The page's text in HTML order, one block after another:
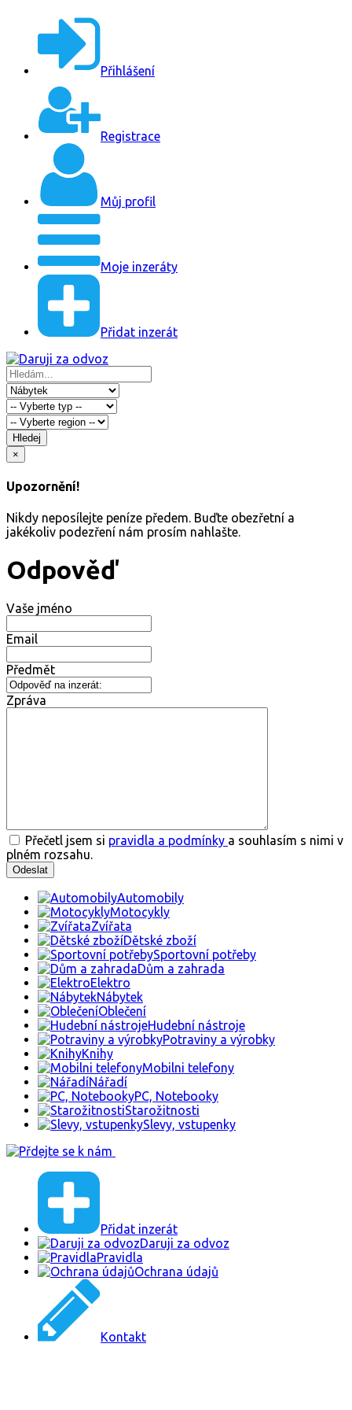
Přihlášení
Registrace
Můj profil
Moje inzeráty
Přidat inzerát
Hledej
×
Upozornění!
Nikdy neposílejte peníze předem. Buďte obezřetní a
jakékoliv podezření nám prosím nahlašte.
Odpověď
Vaše jméno
Email
Předmět
Zpráva
Přečetl jsem si pravidla a podmínky a souhlasím s nimi v
plném rozsahu.
Automobily
Motocykly
Zvířata
Dětské zboží
Sportovní potřeby
Dům a zahrada
Elektro
Nábytek
Oblečení
Hudební nástroje
Potraviny a výrobky
Knihy
Mobilni telefony
Nářadí
PC, Notebooky
Starožitnosti
Slevy, vstupenky
Přidat inzerát
Daruji za odvoz
Pravidla
Ochrana údajů
Kontakt